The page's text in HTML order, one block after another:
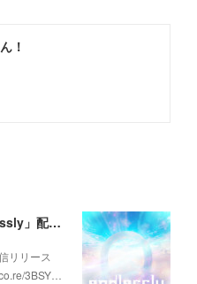
！
2026年8月2日(日)新曲「endlessly」配信リリースのお知らせ
リリース
3BSY…